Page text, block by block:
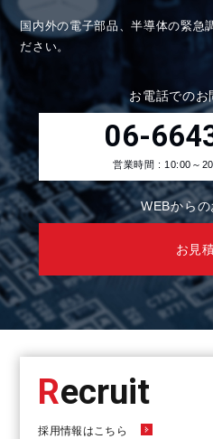
国内外の電子部品、半導体の緊急
ださい。
お電話でのお
06-
営業時間 : 10:00～
WEBからの
お見
REcruit
採用情報はこちら